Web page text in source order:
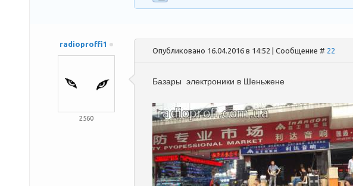
radioproffi1
2560
Опубликовано 16.04.2016 в 14:52 | Сообщение # 22
Базары электроники в Шеньжене